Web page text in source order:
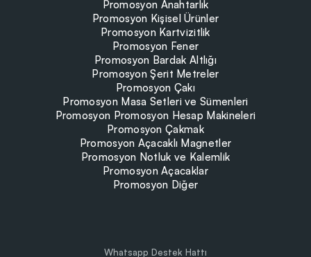
Promosyon Anahtarlık
Promosyon Kişisel Ürünler
Promosyon Kartvizitlik
Promosyon Fener
Promosyon Bardak Altlığı
Promosyon Şerit Metreler
Promosyon Çakı
Promosyon Masa Setleri ve Sümenleri
Promosyon Promosyon Hesap Makineleri
Promosyon Çakmak
Promosyon Açacaklı Magnetler
Promosyon Notluk ve Kalemlik
Promosyon Açacaklar
Promosyon Diğer
Whatsapp Destek Hattı